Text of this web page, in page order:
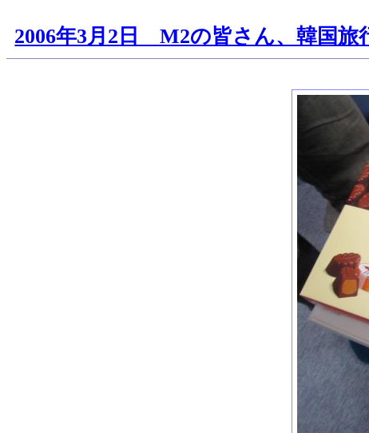
2006年3月2日 M2の皆さん、韓国